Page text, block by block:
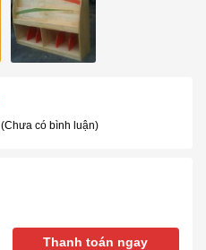
(Chưa có bình luận)
Thanh toán ngay